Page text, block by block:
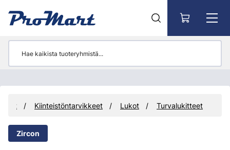
Kiinteistöntarvikkeet Lukot Turvalukitteet
Zircon